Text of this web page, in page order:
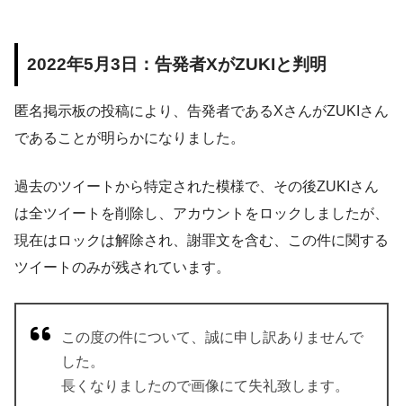
2022年5月3日：告発者XがZUKIと判明
匿名掲示板の投稿により、告発者であるXさんがZUKIさん
であることが明らかになりました。
過去のツイートから特定された模様で、その後ZUKIさん
は全ツイートを削除し、アカウントをロックしましたが、
現在はロックは解除され、謝罪文を含む、この件に関する
ツイートのみが残されています。
この度の件について、誠に申し訳ありませんで
した。
長くなりましたので画像にて失礼致します。